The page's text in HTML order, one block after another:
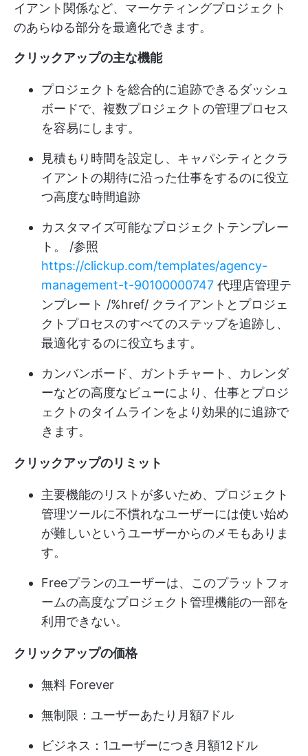
イアント関係など、マーケティングプロジェクト
のあらゆる部分を最適化できます。
クリックアップの主な機能
プロジェクトを総合的に追跡できるダッシュ
ボードで、複数プロジェクトの管理プロセス
を容易にします。
見積もり時間を設定し、キャパシティとクラ
イアントの期待に沿った仕事をするのに役立
つ高度な時間追跡
カスタマイズ可能なプロジェクトテンプレー
ト。 /参照
https://clickup.com/templates/agency-
management-t-90100000747 代理店管理テ
ンプレート /%href/ クライアントとプロジェ
クトプロセスのすべてのステップを追跡し、
最適化するのに役立ちます。
カンバンボード、ガントチャート、カレンダ
ーなどの高度なビューにより、仕事とプロジ
ェクトのタイムラインをより効果的に追跡で
きます。
クリックアップのリミット
主要機能のリストが多いため、プロジェクト
管理ツールに不慣れなユーザーには使い始め
が難しいというユーザーからのメモもありま
す。
Freeプランのユーザーは、このプラットフォ
ームの高度なプロジェクト管理機能の一部を
利用できない。
クリックアップの価格
無料 Forever
無制限：ユーザーあたり月額7ドル
ビジネス：1ユーザーにつき月額12ドル